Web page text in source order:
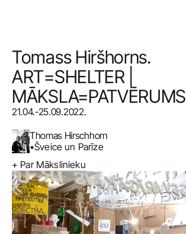
Pasākumi
Mākslinieki
Kalendārs
Pirkt
Par mums
Kontakti
ENG
Tomass Hiršhorns.
ART=SHELTER |
MĀKSLA=PATVĒRUMS
21.04.-25.09.2022.
Thomas Hirschhorn
•Šveice un Parīze
+ Par Mākslinieku